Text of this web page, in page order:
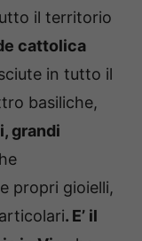
il territorio
cattolica
in tutto il
basiliche,
grandi
propri gioielli,
. E’ il